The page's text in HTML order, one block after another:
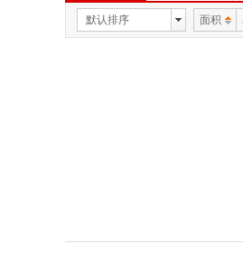
默认排序 面积